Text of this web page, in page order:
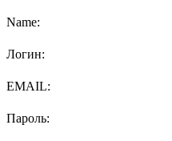
Name:
Логин:
EMAIL:
Пароль: